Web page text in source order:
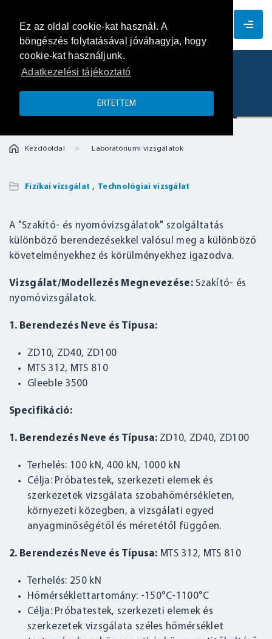
Ez az oldal cookie-kat használ. A
böngészés folytatásával jóváhagyja, hogy
cookie-kat használjunk.
Adatkezelési tájékoztató
ÉRTETTEM
Kezdőoldal Laboratóriumi vizsgálatok
Fizikai vizsgálat , Technológiai vizsgálat
A "Szakító- és nyomóvizsgálatok" szolgáltatás
különböző berendezésekkel valósul meg a különböző
követelményekhez és körülményekhez igazodva.
Vizsgálat/Modellezés Megnevezése:Szakító- és
nyomóvizsgálatok.
1. Berendezés Neve és Típusa:
ZD10, ZD40, ZD100
MTS 312, MTS 810
Gleeble 3500
Specifikáció:
1. Berendezés Neve és Típusa: ZD10, ZD40, ZD100
Terhelés: 100 kN, 400 kN, 1000 kN
Célja: Próbatestek, szerkezeti elemek és
szerkezetek vizsgálata szobahőmérsékleten,
környezeti közegben, a vizsgálati egyed
anyagminőségétől és méretétől függően.
2. Berendezés Neve és Típusa: MTS 312, MTS 810
Terhelés: 250 kN
Hőmérséklettartomány: -150°C-1100°C
Célja: Próbatestek, szerkezeti elemek és
szerkezetek vizsgálata széles hőmérséklet